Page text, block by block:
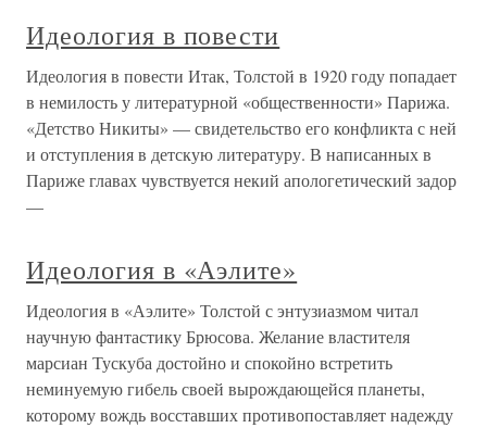
Идеология в повести
Идеология в повести Итак, Толстой в 1920 году попадает
в немилость у литературной «общественности» Парижа.
«Детство Никиты» — свидетельство его конфликта с ней
и отступления в детскую литературу. В написанных в
Париже главах чувствуется некий апологетический задор
—
Идеология в «Аэлите»
Идеология в «Аэлите» Толстой с энтузиазмом читал
научную фантастику Брюсова. Желание властителя
марсиан Тускуба достойно и спокойно встретить
неминуемую гибель своей вырождающейся планеты,
которому вождь восставших противопоставляет надежду